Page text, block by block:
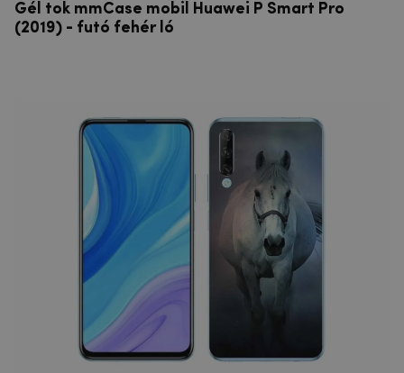
Gél tok mmCase mobil Huawei P Smart Pro
(2019) - futó fehér ló